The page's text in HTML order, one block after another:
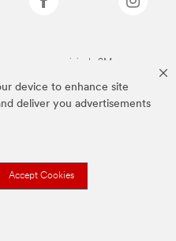
device to enhance site
deliver you advertisements
Accept Cookies
marcas comerciais da 3M.